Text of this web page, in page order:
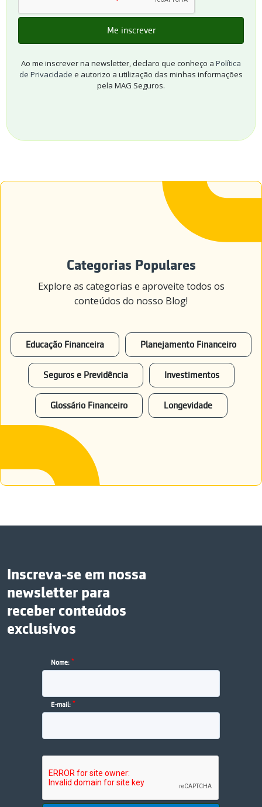
Ao me inscrever na newsletter, declaro que conheço a Política
de Privacidade e autorizo a utilização das minhas informações
pela MAG Seguros.
Categorias Populares
Explore as categorias e aproveite todos os
conteúdos do nosso Blog!
Educação Financeira Planejamento Financeiro
Seguros e Previdência Investimentos
Glossário Financeiro Longevidade
Inscreva-se em nossa
newsletter para
receber conteúdos
exclusivos
Nome: *
E-mail: *